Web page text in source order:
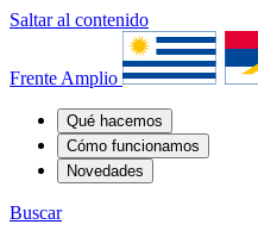
Saltar al contenido
Frente Amplio
Qué hacemos
Cómo funcionamos
Novedades
Buscar